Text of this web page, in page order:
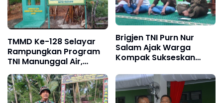
TMMD Ke-128 Selayar
Rampungkan Program
TNI Manunggal Air,
Warga Segera Nikmati
Pasokan Air Bersih
Stabil
Brigjen TNI Purn Nur
Salam Ajak Warga
Kompak Sukseskan
Selayar